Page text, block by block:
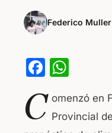
Federico Muller
F
c
e
at
s
C omenzó en
Provincial